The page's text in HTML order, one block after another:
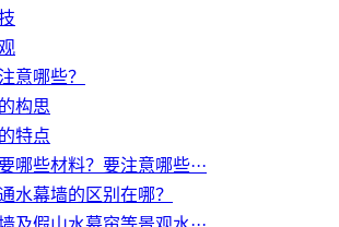
意哪些？
构思
特点
哪些材料？要注意哪些···
水幕墙的区别在哪？